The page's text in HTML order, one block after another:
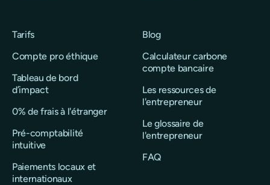
Tarifs
Compte pro éthique
Tableau de bord
d’impact
0% de frais à l'étranger
Pré-comptabilité
intuitive
Paiements locaux et
internationaux
Blog
Calculateur carbone
compte bancaire
Les ressources de
l'entrepreneur
Le glossaire de
l'entrepreneur
FAQ